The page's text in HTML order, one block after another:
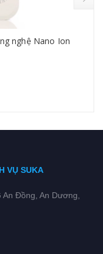
VỤ SUKA
An Đồng, An Dương,